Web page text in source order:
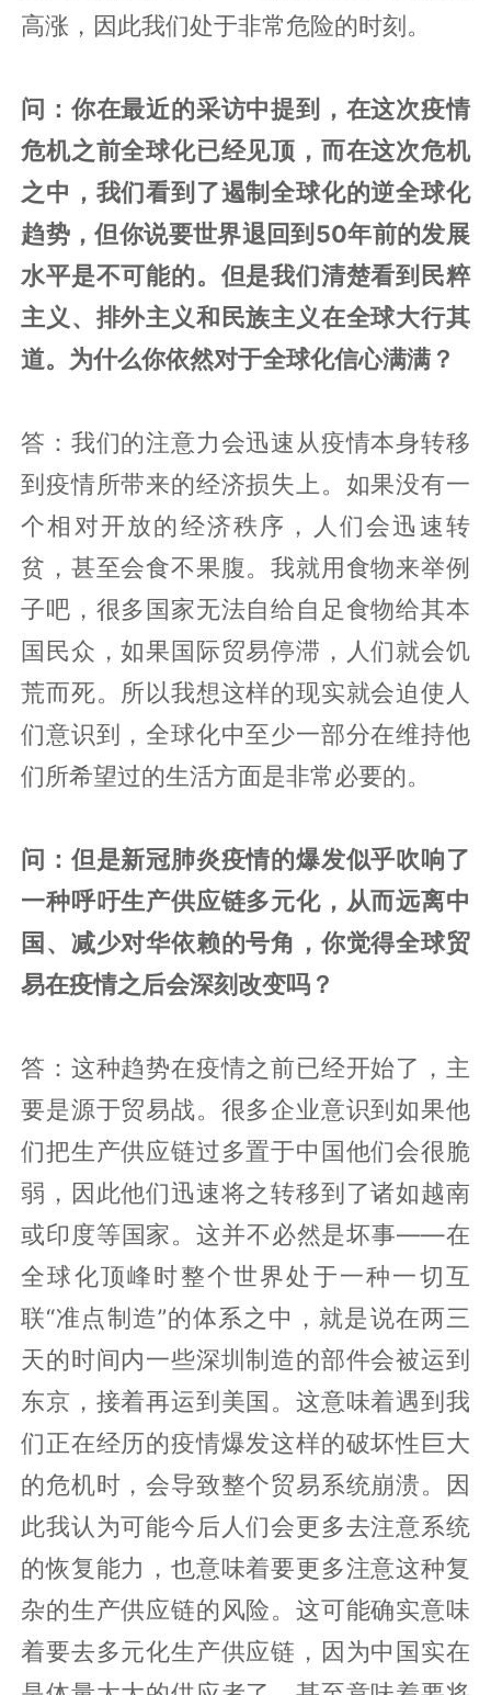
高涨，因此我们处于非常危险的时刻。
问：你在最近的采访中提到，在这次疫情
危机之前全球化已经见顶，而在这次危机
之中，我们看到了遏制全球化的逆全球化
趋势，但你说要世界退回到50年前的发展
水平是不可能的。但是我们清楚看到民粹
主义、排外主义和民族主义在全球大行其
道。为什么你依然对于全球化信心满满？
答：我们的注意力会迅速从疫情本身转移
到疫情所带来的经济损失上。如果没有一
个相对开放的经济秩序，人们会迅速转
贫，甚至会食不果腹。我就用食物来举例
子吧，很多国家无法自给自足食物给其本
国民众，如果国际贸易停滞，人们就会饥
荒而死。所以我想这样的现实就会迫使人
们意识到，全球化中至少一部分在维持他
们所希望过的生活方面是非常必要的。
问：但是新冠肺炎疫情的爆发似乎吹响了
一种呼吁生产供应链多元化，从而远离中
国、减少对华依赖的号角，你觉得全球贸
易在疫情之后会深刻改变吗？
答：这种趋势在疫情之前已经开始了，主
要是源于贸易战。很多企业意识到如果他
们把生产供应链过多置于中国他们会很脆
弱，因此他们迅速将之转移到了诸如越南
或印度等国家。这并不必然是坏事——在
全球化顶峰时整个世界处于一种一切互
联“准点制造”的体系之中，就是说在两三
天的时间内一些深圳制造的部件会被运到
东京，接着再运到美国。这意味着遇到我
们正在经历的疫情爆发这样的破坏性巨大
的危机时，会导致整个贸易系统崩溃。因
此我认为可能今后人们会更多去注意系统
的恢复能力，也意味着要更多注意这种复
杂的生产供应链的风险。这可能确实意味
着要去多元化生产供应链，因为中国实在